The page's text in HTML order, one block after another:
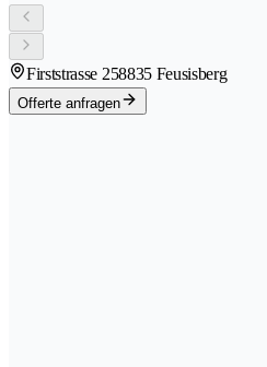
Firststrasse 258835 Feusisberg
Offerte anfragen